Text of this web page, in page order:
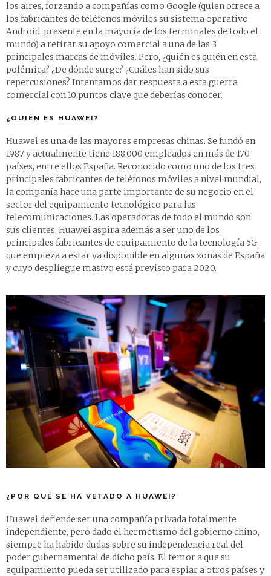
los aires, forzando a compañías como Google (quien ofrece a
los fabricantes de teléfonos móviles su sistema operativo
Android, presente en la mayoría de los terminales de todo el
mundo) a retirar su apoyo comercial a una de las 3
principales marcas de móviles. Pero, ¿quién es quién en esta
polémica? ¿De dónde surge? ¿Cuáles han sido sus
repercusiones? Intentamos dar respuesta a esta guerra
comercial con 10 puntos clave que deberías conocer.
¿QUIÉN ES HUAWEI?
Huawei es una de las mayores empresas chinas. Se fundó en
1987 y actualmente tiene 188.000 empleados en más de 170
países, entre ellos España. Reconocido como uno de los tres
principales fabricantes de teléfonos móviles a nivel mundial,
la compañía hace una parte importante de su negocio en el
sector del equipamiento tecnológico para las
telecomunicaciones. Las operadoras de todo el mundo son
sus clientes. Huawei aspira además a ser uno de los
principales fabricantes de equipamiento de la tecnología 5G,
que empieza a estar ya disponible en algunas zonas de España
y cuyo despliegue masivo está previsto para 2020.
¿POR QUÉ SE HA VETADO A HUAWEI?
Huawei defiende ser una compañía privada totalmente
independiente, pero dado el hermetismo del gobierno chino,
siempre ha habido dudas sobre su independencia real del
poder gubernamental de dicho país. El temor a que su
equipamiento pueda ser utilizado para espiar a otros países y